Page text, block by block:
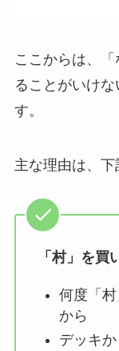
ここからは、
ることがいけ
す。
主な理由は、下
「村」を
何度「
から
デッキ